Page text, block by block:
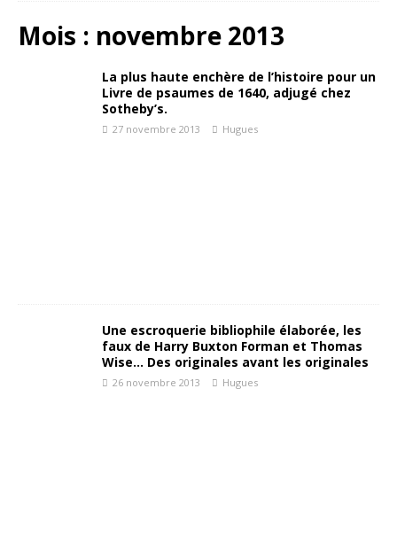
Mois : novembre 2013
La plus haute enchère de l’histoire pour un
Livre de psaumes de 1640, adjugé chez
Sotheby’s.
27 novembre 2013 Hugues
Une escroquerie bibliophile élaborée, les
faux de Harry Buxton Forman et Thomas
Wise… Des originales avant les originales
26 novembre 2013 Hugues